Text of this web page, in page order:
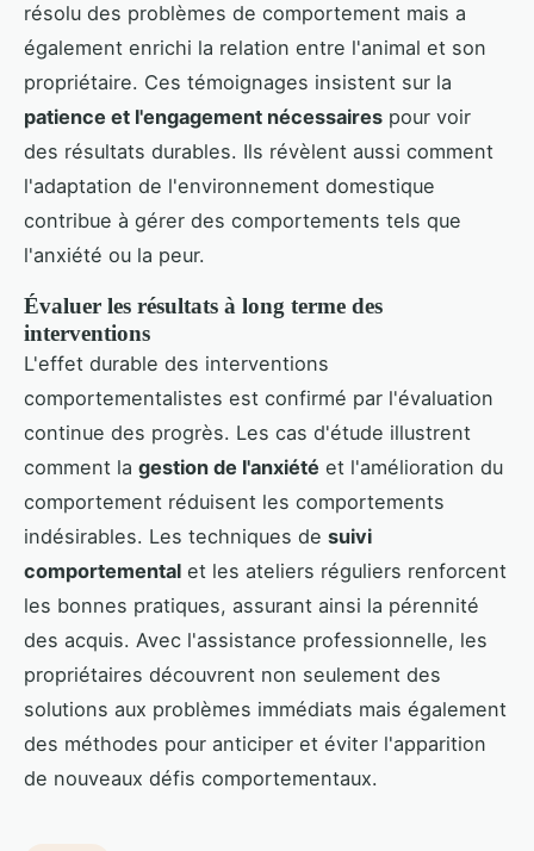
résolu des problèmes de comportement mais a
également enrichi la relation entre l'animal et son
propriétaire. Ces témoignages insistent sur la
patience et l'engagement nécessaires pour voir
des résultats durables. Ils révèlent aussi comment
l'adaptation de l'environnement domestique
contribue à gérer des comportements tels que
l'anxiété ou la peur.
Évaluer les résultats à long terme des
interventions
L'effet durable des interventions
comportementalistes est confirmé par l'évaluation
continue des progrès. Les cas d'étude illustrent
comment la gestion de l'anxiété et l'amélioration du
comportement réduisent les comportements
indésirables. Les techniques de suivi
comportemental et les ateliers réguliers renforcent
les bonnes pratiques, assurant ainsi la pérennité
des acquis. Avec l'assistance professionnelle, les
propriétaires découvrent non seulement des
solutions aux problèmes immédiats mais également
des méthodes pour anticiper et éviter l'apparition
de nouveaux défis comportementaux.